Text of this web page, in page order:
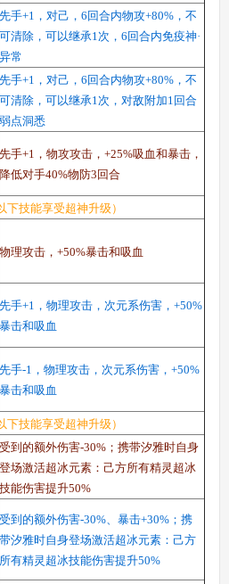
搜 手
先手+1，对己，6回合内物攻+80%，不
可清除，可以继承1次，6回合内免疫神·
异常
先手+1，对己，6回合内物攻+80%，不
可清除，可以继承1次，对敌附加1回合
弱点洞悉
先手+1，物攻攻击，+25%吸血和暴击，
降低对手40%物防3回合
下技能享受超神升级）
物理攻击，+50%暴击和吸血
先手+1，物理攻击，次元系伤害，+50%
暴击和吸血
先手-1，物理攻击，次元系伤害，+50%
暴击和吸血
下技能享受超神升级）
受到的额外伤害-30%；携带汐雅时自身
登场激活超冰元素：己方所有精灵超冰
技能伤害提升50%
受到的额外伤害-30%、暴击+30%；携
带汐雅时自身登场激活超冰元素：己方
所有精灵超冰技能伤害提升50%